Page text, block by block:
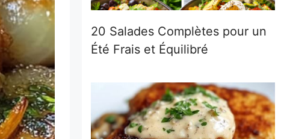
20 Salades Complètes pour un
Été Frais et Équilibré